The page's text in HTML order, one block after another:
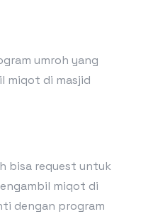
umroh yang
miqot di masjid
bisa request untuk
miqot di
dengan program